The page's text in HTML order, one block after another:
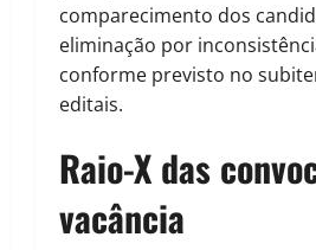
comparecimento dos
eliminação por
conforme previsto no
editais.
Raio-X das
vacância